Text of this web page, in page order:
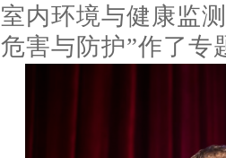
室内环境与健康监
危害与防护”作了专